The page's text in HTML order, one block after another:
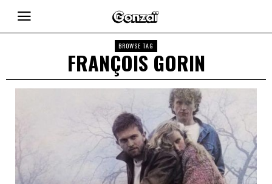
BROWSE TAG
FRANÇOIS GORIN